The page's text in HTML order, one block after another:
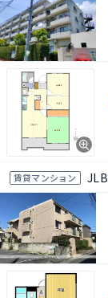
賃貸マンション